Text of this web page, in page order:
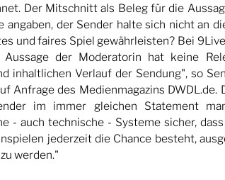
Der Mitschnitt als Beleg für die
angaben, der Sender halte sich nicht an
und faires Spiel gewährleisten? Bei
der Moderatorin hat keine
inhaltlichen Verlauf der Sendung", so
Anfrage des Medienmagazins DWDL.de.
im immer gleichen Statement
- auch technische - Systeme sicher,
jederzeit die Chance besteht,
werden."